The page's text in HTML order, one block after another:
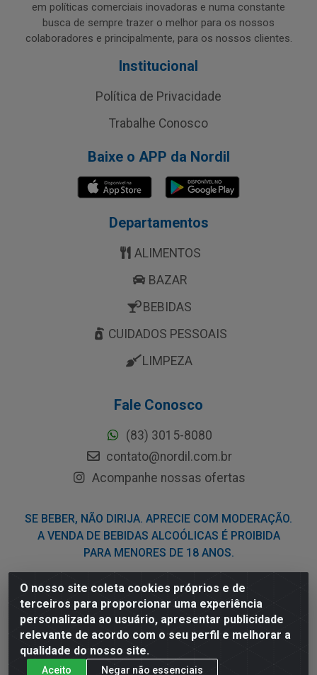
O nosso site coleta cookies próprios e de
terceiros para proporcionar uma experiência
personalizada ao usuário, apresentar publicidade
relevante de acordo com o seu perfil e melhorar a
qualidade do nosso site.
Aceito Negar não essenciais
em políticas comerciais inovadoras e numa constante
busca de sempre trazer o melhor para os nossos
colaboradores e principalmente, para os nossos clientes.
Institucional
Política de Privacidade
Trabalhe Conosco
Baixe o APP da Nordil
Departamentos
ALIMENTOS
BAZAR
BEBIDAS
CUIDADOS PESSOAIS
LIMPEZA
Fale Conosco
(83) 3015-8080
contato@nordil.com.br
Acompanhe nossas ofertas
SE BEBER, NÃO DIRIJA. APRECIE COM MODERAÇÃO.
A VENDA DE BEBIDAS ALCOÓLICAS É PROIBIDA
PARA MENORES DE 18 ANOS.
Nordil Distribuidora - Avenida Liberdade, 2738, Bloco F -
Sesi - Bayeux/PB - CEP 58.111-400 - CNPJ
03.775.813/0001-41